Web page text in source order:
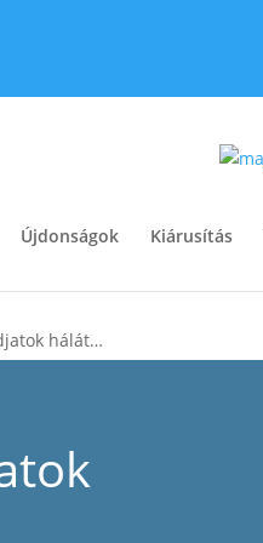
Újdonságok Kiárusítás
hálát…